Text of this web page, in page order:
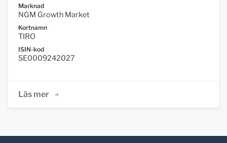
Marknad
NGM Growth Market
Kortnamn
TIRO
ISIN-kod
SE0009242027
Läs mer